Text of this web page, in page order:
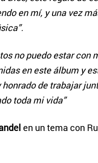
en mí, y una vez
no puedo estar con
en este álbum y
de trabajar
toda mi vida”
en un tema con